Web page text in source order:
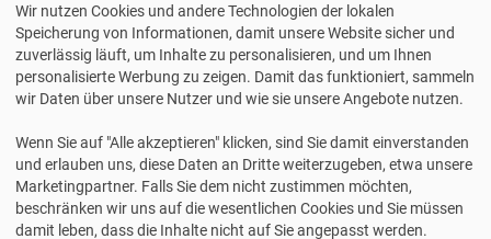
Bequeme Zahlung über Paypal
2 Jahre Gewährleistung
Alle Texte, Grafiken, Bilder und das Layout sind urheberrechtlich
Wir nutzen Cookies und andere Technologien der lokalen
Speicherung von Informationen, damit unsere Website sicher und
zuverlässig läuft, um Inhalte zu personalisieren, und um Ihnen
personalisierte Werbung zu zeigen. Damit das funktioniert, sammeln
wir Daten über unsere Nutzer und wie sie unsere Angebote nutzen.
Wenn Sie auf "Alle akzeptieren" klicken, sind Sie damit einverstanden
und erlauben uns, diese Daten an Dritte weiterzugeben, etwa unsere
Marketingpartner. Falls Sie dem nicht zustimmen möchten,
beschränken wir uns auf die wesentlichen Cookies und Sie müssen
damit leben, dass die Inhalte nicht auf Sie angepasst werden.